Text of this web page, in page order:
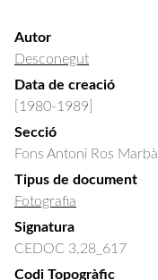
Autor
Desconegut
Data de creació
[1980-1989]
Secció
Fons Antoni Ros Marbà
Tipus de document
Fotografia
Signatura
CEDOC 3.28_617
Codi Topogràfic